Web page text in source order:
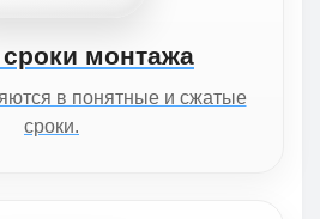
сроки монтажа
в понятные и сжатые
сроки.